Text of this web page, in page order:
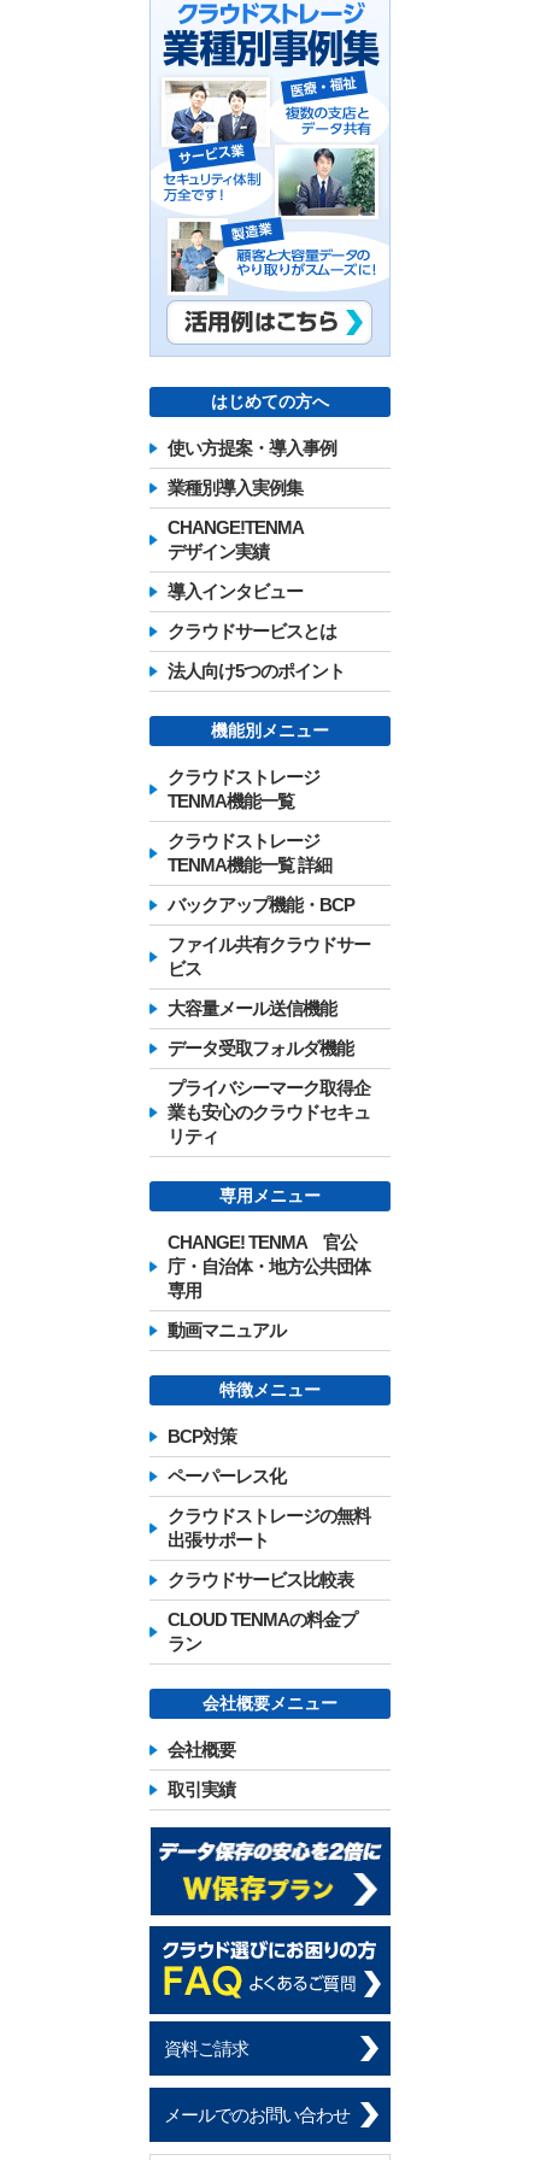
はじめての方へ
使い方提案・導入事例
業種別導入実例集
CHANGE!TENMA
デザイン実績
導入インタビュー
クラウドサービスとは
法人向け5つのポイント
機能別メニュー
クラウドストレージ
TENMA機能一覧
クラウドストレージ
TENMA機能一覧 詳細
バックアップ機能・BCP
ファイル共有クラウドサー
ビス
大容量メール送信機能
データ受取フォルダ機能
プライバシーマーク取得企
業も安心のクラウドセキュ
リティ
専用メニュー
CHANGE! TENMA 官公
庁・自治体・地方公共団体
専用
動画マニュアル
特徴メニュー
BCP対策
ペーパーレス化
クラウドストレージの無料
出張サポート
クラウドサービス比較表
CLOUD TENMAの料金プ
ラン
会社概要メニュー
会社概要
取引実績
資料ご請求
メールでのお問い合わせ